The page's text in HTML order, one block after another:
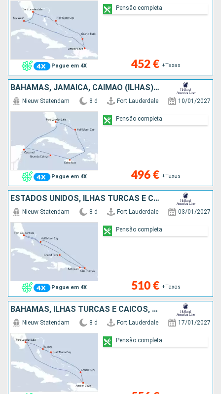
Pague em 4X 452 € +Taxas
Pensão completa
BAHAMAS, JAMAICA, CAIMÃO (ILHAS), CARAIBAS - MEXICO, ESTADOS UNIDOS
Pague em 4X
Nieuw Statendam 8 d Fort Lauderdale 10/01/2027
496 € +Taxas
Pensão completa
ESTADOS UNIDOS, ILHAS TURCAS E CAICOS, PORTO RICO, SÃO TOMÁS, BAHAMAS
Pague em 4X
Nieuw Statendam 8 d Fort Lauderdale 03/01/2027
510 € +Taxas
Pensão completa
BAHAMAS, ILHAS TURCAS E CAICOS, REPÚBLICA DOMINICANA, ESTADOS UNIDOS
Nieuw Statendam 8 d Fort Lauderdale 17/01/2027
Pensão completa